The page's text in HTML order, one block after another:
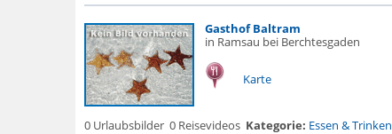
Gasthof Baltram
in Ramsau bei Berchtesgaden
Karte
0 Urlaubsbilder 0 Reisevideos Kategorie: Essen & Trinken